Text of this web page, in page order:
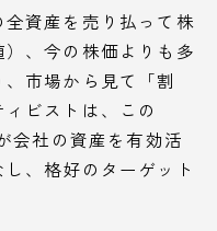
資産を売り払って株
、今の株価よりも多
市場から見て「割
ビストは、この
会社の資産を有効活
、格好のターゲット